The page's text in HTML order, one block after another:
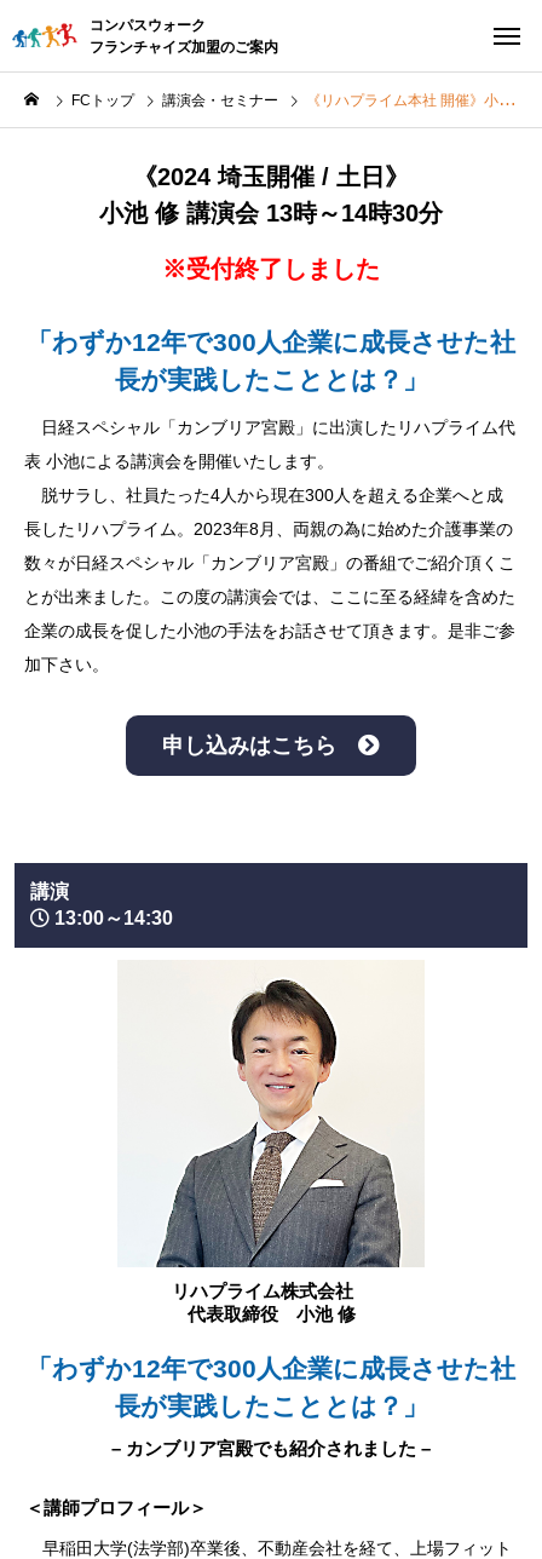
コンパスウォーク
フランチャイズ加盟のご案内
FCトップ 講演会・セミナー 《リハプライム本社 開催》小池 修 講演会
《2024 埼玉開催 / 土日》
小池 修 講演会 13時～14時30分
※受付終了しました
「わずか12年で300人企業に成長させた社
長が実践したこととは？」
日経スペシャル「カンブリア宮殿」に出演したリハプライム代
表 小池による講演会を開催いたします。
脱サラし、社員たった4人から現在300人を超える企業へと成
長したリハプライム。2023年8月、両親の為に始めた介護事業の
数々が日経スペシャル「カンブリア宮殿」の番組でご紹介頂くこ
とが出来ました。この度の講演会では、ここに至る経緯を含めた
企業の成長を促した小池の手法をお話させて頂きます。是非ご参
加下さい。
申し込みはこちら
講演
13:00～14:30
リハプライム株式会社
代表取締役 小池 修
「わずか12年で300人企業に成長させた社
長が実践したこととは？」
– カンブリア宮殿でも紹介されました –
＜講師プロフィール＞
早稲田大学(法学部)卒業後、不動産会社を経て、上場フィット